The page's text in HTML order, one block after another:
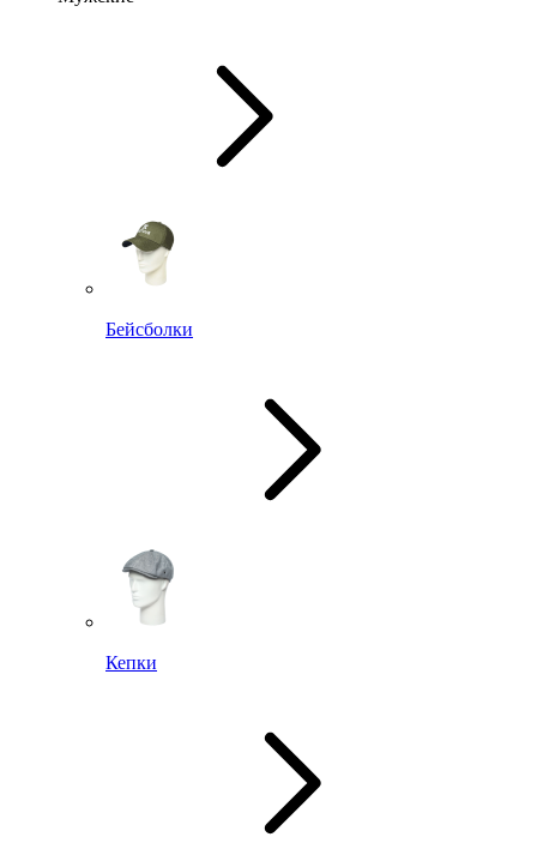
Бейсболки
Кепки